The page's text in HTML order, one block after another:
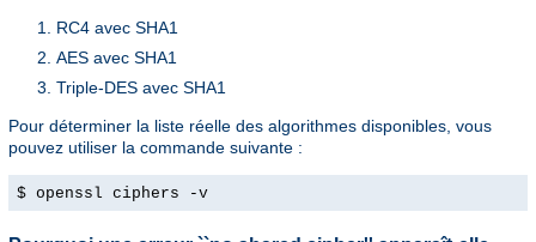
RC4 avec SHA1
AES avec SHA1
Triple-DES avec SHA1
Pour déterminer la liste réelle des algorithmes disponibles, vous
pouvez utiliser la commande suivante :
$ openssl ciphers -v